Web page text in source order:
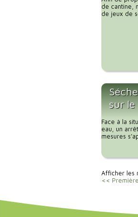
de cantine,
de jeux de
sur
Face à la
eau, un
mesures
Afficher les
<< Première